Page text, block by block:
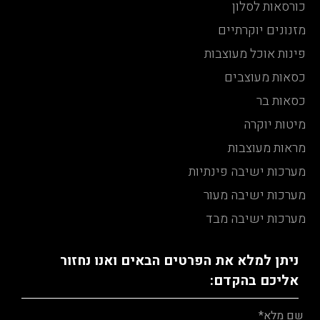
כורסאות לסלון
מזנונים יוקרתיים
פינות אוכל מעוצבות
כסאות מעוצבים
כסאות בר
מיטות יוקרה
מראות מעוצבות
מערכות ישיבה פינתיות
מערכות ישיבה מעור
מערכות ישיבה מבד
ניתן למלא את הפרטים הבאים ואנו נחזור
אליכם בהקדם: